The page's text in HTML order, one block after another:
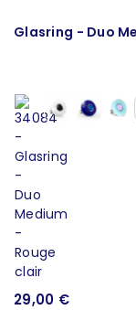
Glasring - Duo
29,00 €